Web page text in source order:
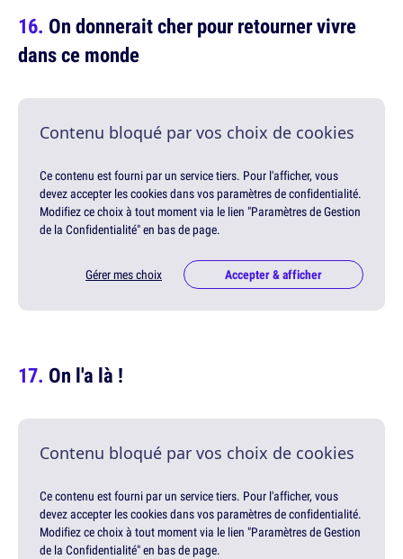
On donnerait cher pour retourner vivre
dans ce monde
Contenu bloqué par vos choix de cookies
Ce contenu est fourni par un service tiers. Pour l'afficher, vous
devez accepter les cookies dans vos paramètres de confidentialité.
Modifiez ce choix à tout moment via le lien "Paramètres de Gestion
de la Confidentialité" en bas de page.
Gérer mes choix Accepter & afficher
On l'a là !
Contenu bloqué par vos choix de cookies
Ce contenu est fourni par un service tiers. Pour l'afficher, vous
devez accepter les cookies dans vos paramètres de confidentialité.
Modifiez ce choix à tout moment via le lien "Paramètres de Gestion
de la Confidentialité" en bas de page.